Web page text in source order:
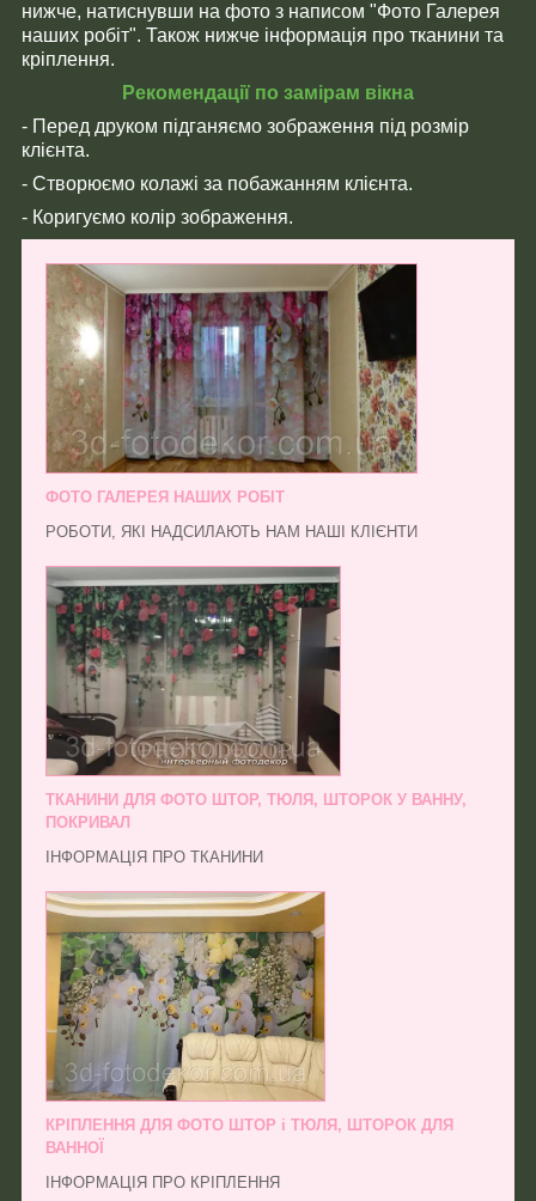
нижче, натиснувши на фото з написом "Фото Галерея
наших робіт". Також нижче інформація про тканини та
кріплення.
Рекомендації по замірам вікна
- Перед друком підганяємо зображення під розмір
клієнта.
- Створюємо колажі за побажанням клієнта.
- Коригуємо колір зображення.
ФОТО ГАЛЕРЕЯ НАШИХ РОБІТ
РОБОТИ, ЯКІ НАДСИЛАЮТЬ НАМ НАШІ КЛІЄНТИ
ТКАНИНИ ДЛЯ ФОТО ШТОР, ТЮЛЯ, ШТОРОК У ВАННУ,
ПОКРИВАЛ
ІНФОРМАЦІЯ ПРО ТКАНИНИ
КРІПЛЕННЯ ДЛЯ ФОТО ШТОР і ТЮЛЯ, ШТОРОК ДЛЯ
ВАННОЇ
ІНФОРМАЦІЯ ПРО КРІПЛЕННЯ